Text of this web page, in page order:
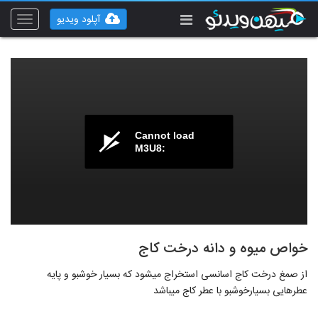
Toggle
آپلود ویدیو
Cannot load
M3U8:
خواص میوه و دانه درخت کاج
از صمغ درخت کاج اسانسی استخراج میشود که بسیار خوشبو و پایه
عطرهایی بسیارخوشبو با عطر کاج میباشد